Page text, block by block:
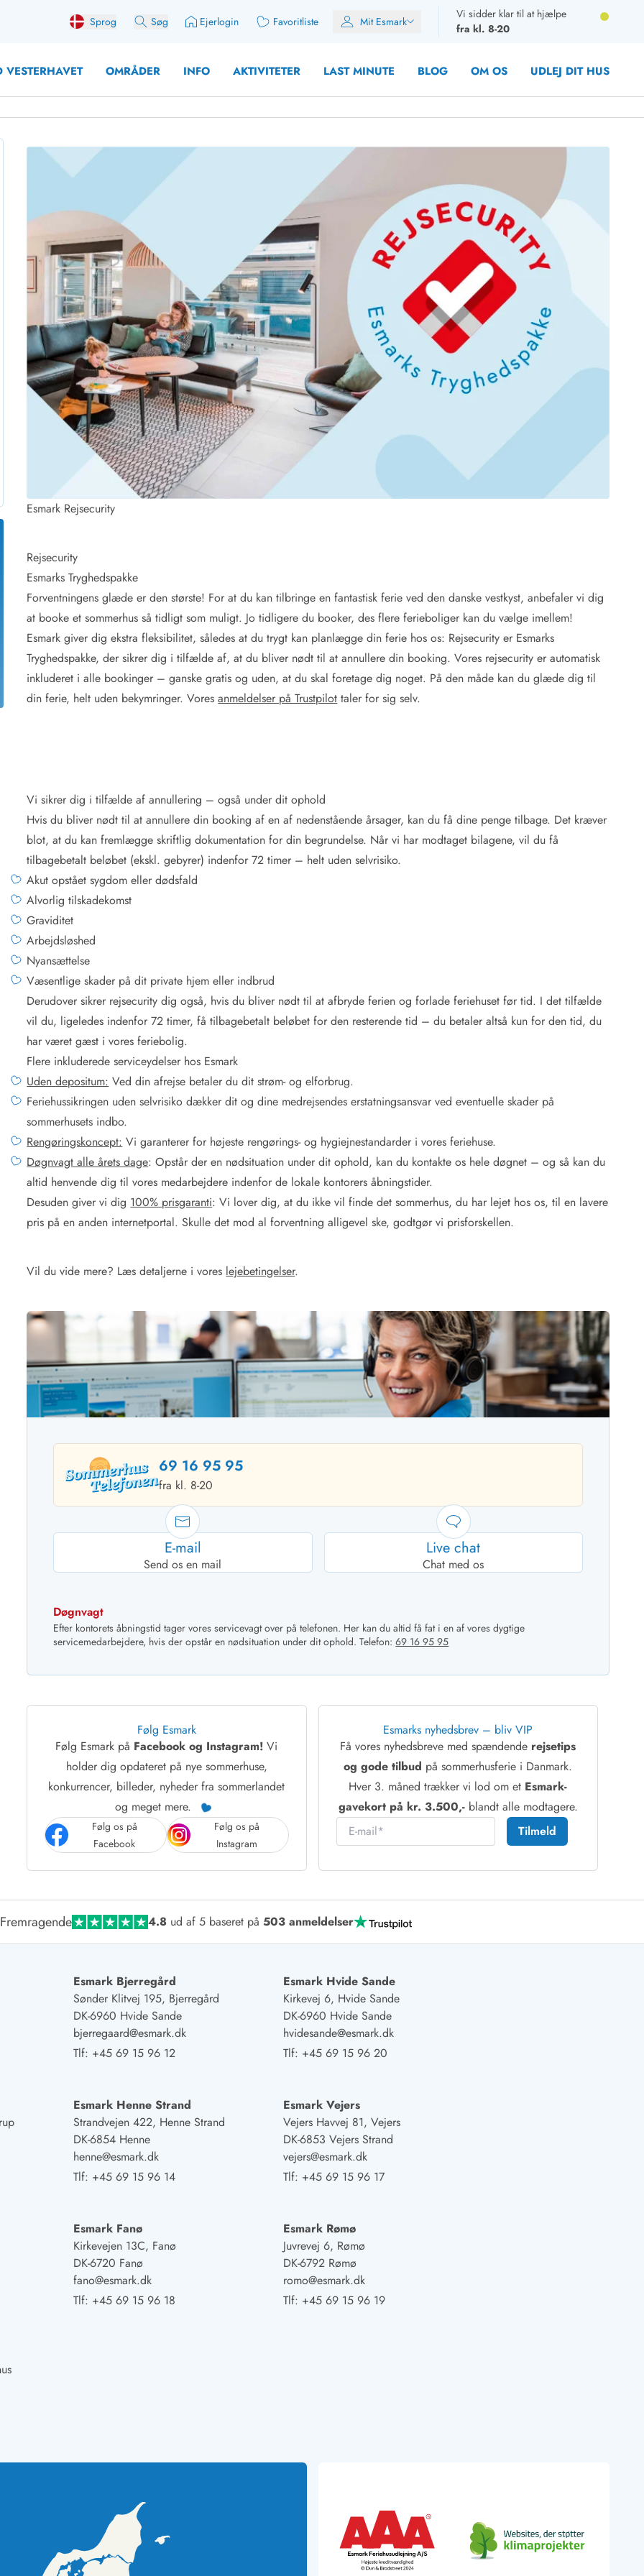
Sprog Søg Ejerlogin Favoritliste Mit Esmark
Vi sidder klar til at hjælpe
fra kl. 8-20
VESTERHAVET OMRÅDER INFO AKTIVITETER LAST MINUTE BLOG OM OS UDLEJ DIT HUS
med søndagsskift
med plads til fangsten
med aktivitetsrum
med ladestation (elbil)
brændeovn
med ydersæsonrabat
for 2 personer
for 4 Personer
for 6 Personer
for 8 Personer
Sommerhuse for 10 personer
Sommerhuse for 12 Personer
Sommerhuse for 14 Personer
Store sommerhuse (for grupper)
Sommerhuse i påskeferien
Sommerhuse i sommerferien
Sommerhuse i efterårsferien
Sommerhuse i vinterferien
Sommerhuse i juleferien
Sommerhuse til nytår
SandeSommerhuse i Søndervig
i Henne Strand
i Houstrup
Holmsland Klit
på Holmsland
Hvide Sande
i Klegod
Sommerhuse i Lodbjerg Hede
Sommerhuse i Nr. Lyngvig
Sommerhuse på Rømø
Sommerhuse i Søndervig
Sommerhuse i Skodbjerge
Sommerhuse i Thorsminde
os
Kontakt BlåvandKontakt VejersKontakt HenneKontakt Rømø Kontakt Hvide SandeBaglandet
Esmark Rejsecurity
Rejsecurity
Esmarks Tryghedspakke
Forventningens glæde er den største! For at du kan tilbringe en fantastisk ferie ved den danske vestkyst, anbefaler vi dig
at booke et sommerhus så tidligt som muligt. Jo tidligere du booker, des flere ferieboliger kan du vælge imellem!
Esmark giver dig ekstra fleksibilitet, således at du trygt kan planlægge din ferie hos os: Rejsecurity er Esmarks
Tryghedspakke, der sikrer dig i tilfælde af, at du bliver nødt til at annullere din booking. Vores rejsecurity er automatisk
inkluderet i alle bookinger – ganske gratis og uden, at du skal foretage dig noget. På den måde kan du glæde dig til
din ferie, helt uden bekymringer. Voresanmeldelser på Trustpilot taler for sig selv.
Vi sikrer dig i tilfælde af annullering – også under dit ophold
Hvis du bliver nødt til at annullere din booking af en af nedenstående årsager, kan du få dine penge tilbage. Det kræver
blot, at du kan fremlægge skriftlig dokumentation for din begrundelse. Når vi har modtaget bilagene, vil du få
tilbagebetalt beløbet (ekskl. gebyrer) indenfor 72 timer – helt uden selvrisiko.
Akut opstået sygdom eller dødsfald
Alvorlig tilskadekomst
Graviditet
Arbejdsløshed
Nyansættelse
Væsentlige skader på dit private hjem eller indbrud
Derudover sikrer rejsecurity dig også, hvis du bliver nødt til at afbryde ferien og forlade feriehuset før tid. I det tilfælde
vil du, ligeledes indenfor 72 timer, få tilbagebetalt beløbet for den resterende tid – du betaler altså kun for den tid, du
har været gæst i vores feriebolig.
Flere inkluderede serviceydelser hos Esmark
Uden depositum: Ved din afrejse betaler du dit strøm- og elforbrug.
Feriehussikringen uden selvrisiko dækker dit og dine medrejsendes erstatningsansvar ved eventuelle skader på
sommerhusets indbo.
Rengøringskoncept: Vi garanterer for højeste rengørings- og hygiejnestandarder i vores feriehuse.
Døgnvagt alle årets dage: Opstår der en nødsituation under dit ophold, kan du kontakte os hele døgnet – og så kan du
altid henvende dig til vores medarbejdere indenfor de lokale kontorers åbningstider.
Desuden giver vi dig 100% prisgaranti: Vi lover dig, at du ikke vil finde det sommerhus, du har lejet hos os, til en lavere
pris på en anden internetportal. Skulle det mod al forventning alligevel ske, godtgør vi prisforskellen.
Vil du vide mere? Læs detaljerne i vores lejebetingelser.
69 16 95 95
fra kl. 8-20
E-mail
Send os en mail
Live chat
Chat med os
Døgnvagt
Efter kontorets åbningstid tager vores servicevagt over på telefonen. Her kan du altid få fat i en af vores dygtige
servicemedarbejdere, hvis der opstår en nødsituation under dit ophold. Telefon:69 16 95 95
Følg Esmark
Følg Esmark på Facebook og Instagram! Vi
holder dig opdateret på nye sommerhuse,
konkurrencer, billeder, nyheder fra sommerlandet
og meget mere.
Følg os på
Facebook
Følg os på
Instagram
Esmarks nyhedsbrev – bliv VIP
Få vores nyhedsbreve med spændende rejsetips
og gode tilbud på sommerhusferie i Danmark.
Hver 3. måned trækker vi lod om et Esmark-
gavekort på kr. 3.500,-blandt alle modtagere.
E-mail
Tilmeld
Fremragende 4.8 ud af 5 baseret på503 anmeldelser
Esmark Bjerregård
Sønder Klitvej 195, Bjerregård
DK-6960 Hvide Sande
bjerregaard@esmark.dk
Tlf: +45 69 15 96 12
Esmark Hvide Sande
Kirkevej 6, Hvide Sande
DK-6960 Hvide Sande
hvidesande@esmark.dk
Tlf: +45 69 15 96 20
Esmark Henne Strand
Strandvejen 422, Henne Strand
DK-6854 Henne
henne@esmark.dk
Tlf: +45 69 15 96 14
Esmark Vejers
Vejers Havvej 81, Vejers
DK-6853 Vejers Strand
vejers@esmark.dk
Tlf: +45 69 15 96 17
Esmark Fanø
Kirkevejen 13C, Fanø
DK-6720 Fanø
fano@esmark.dk
Tlf: +45 69 15 96 18
Esmark Rømø
Juvrevej 6, Rømø
DK-6792 Rømø
romo@esmark.dk
Tlf: +45 69 15 96 19